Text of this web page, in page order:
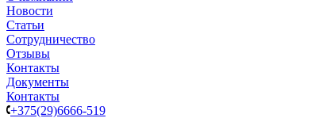
Новости
Статьи
Сотрудничество
Отзывы
Контакты
Документы
Контакты
+375(29)6666-519